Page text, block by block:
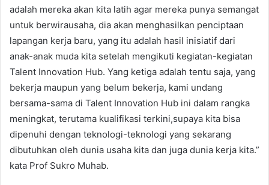
adalah mereka akan kita latih agar mereka punya semangat
untuk berwirausaha, dia akan menghasilkan penciptaan
lapangan kerja baru, yang itu adalah hasil inisiatif dari
anak-anak muda kita setelah mengikuti kegiatan-kegiatan
Talent Innovation Hub. Yang ketiga adalah tentu saja, yang
bekerja maupun yang belum bekerja, kami undang
bersama-sama di Talent Innovation Hub ini dalam rangka
meningkat, terutama kualifikasi terkini,supaya kita bisa
dipenuhi dengan teknologi-teknologi yang sekarang
dibutuhkan oleh dunia usaha kita dan juga dunia kerja kita.”
kata Prof Sukro Muhab.